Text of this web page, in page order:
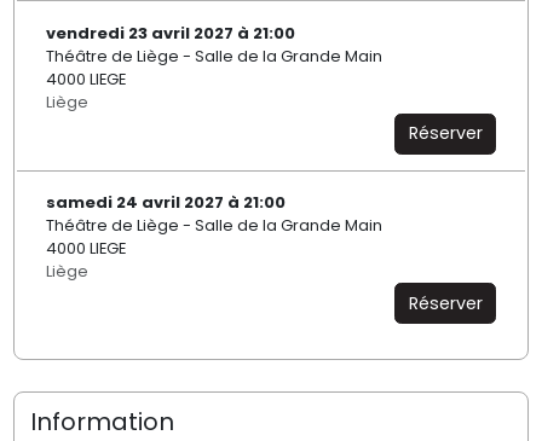
vendredi 23 avril 2027 à 21:00
Théâtre de Liège - Salle de la Grande Main
4000 LIEGE
Liège
Réserver
samedi 24 avril 2027 à 21:00
Théâtre de Liège - Salle de la Grande Main
4000 LIEGE
Liège
Réserver
Information